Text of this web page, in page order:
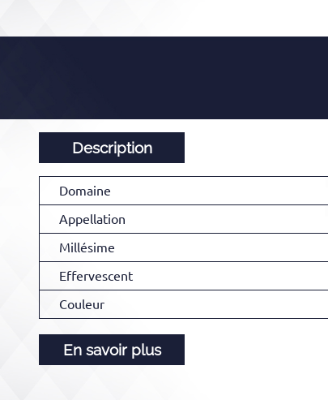
Description
Domaine
Appellation
Millésime
Effervescent
Couleur
En savoir plus